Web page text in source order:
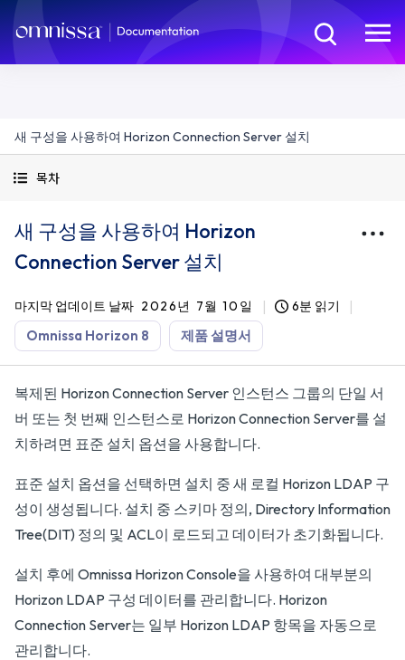
새 구성을 사용하여 Horizon Connection Server 설치
목차
새 구성을 사용하여 Horizon
Connection Server 설치
마지막 업데이트 날짜 2026년 7월 10일 6분 읽기
Omnissa Horizon 8 제품 설명서
복제된 Horizon Connection Server 인스턴스 그룹의 단일 서
버 또는 첫 번째 인스턴스로 Horizon Connection Server를 설
치하려면 표준 설치 옵션을 사용합니다.
표준 설치 옵션을 선택하면 설치 중 새 로컬 Horizon LDAP 구
성이 생성됩니다. 설치 중 스키마 정의, Directory Information
Tree(DIT) 정의 및 ACL이 로드되고 데이터가 초기화됩니다.
설치 후에 Omnissa Horizon Console을 사용하여 대부분의
Horizon LDAP 구성 데이터를 관리합니다. Horizon
Connection Server는 일부 Horizon LDAP 항목을 자동으로
관리합니다.